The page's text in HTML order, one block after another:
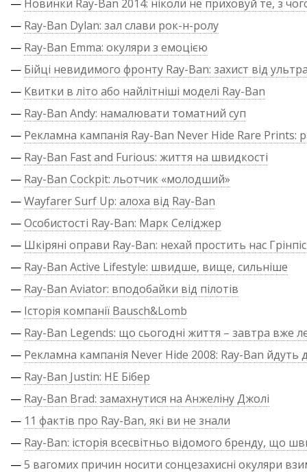
— Новинки Ray-Ban 2014: ніколи не приховуй те, з
— Ray-Ban Dylan: зал слави рок-н-ролу
— Ray-Ban Emma: окуляри з емоцією
— Бійці невидимого фронту Ray-Ban: захист від
— Квитки в літо або найлітніші моделі Ray-Ban
— Ray-Ban Andy: намалювати томатний суп
— Рекламна кампанія Ray-Ban Never Hide Rare Prints:
— Ray-Ban Fast and Furious: життя на швидкості
— Ray-Ban Cockpit: льотчик «молодший»
—Wayfarer Surf Up: алоха від Ray-Ban
—Особистості Ray-Ban: Марк Селіджер
— Шкіряні оправи Ray-Ban: нехай простить нас Грінпіс
— Ray-Ban Active Lifestyle: швидше, вище, сильніше
— Ray-Ban Aviator: вподобайки від пілотів
— Історія компанії Bausch&Lomb
— Ray-Ban Legends: що сьогодні життя – завтра вже
— Рекламна кампанія Never Hide 2008: Ray-Ban йдуть
— Ray-Ban Justin: НЕ Бібер
— Ray-Ban Brad: замахнутися на Анжеліну Джолі
— 11 фактів про Ray-Ban, які ви не знали
— Ray-Ban: історія всесвітньо відомого бренду, що
—5 вагомих причин носити сонцезахисні окуляри